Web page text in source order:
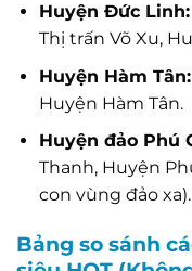
Huyện Đức Linh:
Thị trấn Võ Xu,
Huyện Hàm Tân:
Huyện Hàm Tân.
Huyện đảo Phú
Thanh, Huyện
con vùng đảo xa).
Bảng so sánh